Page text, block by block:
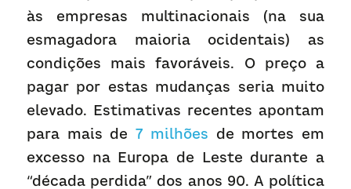
às empresas multinacionais (na sua
esmagadora maioria ocidentais) as
condições mais favoráveis. O preço a
pagar por estas mudanças seria muito
elevado. Estimativas recentes apontam
para mais de 7 milhões de mortes em
excesso na Europa de Leste durante a
“década perdida” dos anos 90. A política